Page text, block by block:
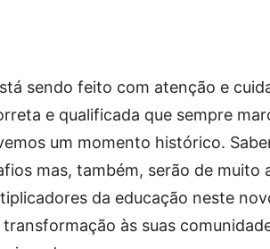
sendo feito com atenção e
e qualificada que sempre
um momento histórico.
mas, também, serão de muito
da educação neste
às suas